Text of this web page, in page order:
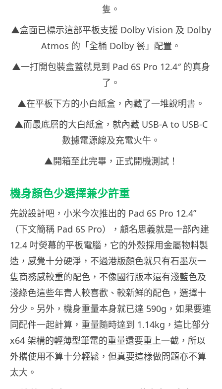
隻。
▲盒面已標示這部平板支援 Dolby Vision 及 Dolby
Atmos 的「全桶 Dolby 餐」配置。
▲一打開包裝盒蓋就見到 Pad 6S Pro 12.4″ 的真身
了。
▲在平板下方的小白紙盒，內藏了一堆說明書。
▲而最底層的大白紙盒，就內藏 USB-A to USB-C
數據電源線及充電火牛。
▲開箱至此完畢，正式開機測試！
機身顏色少選擇兼少許重
先說設計吧，小米今次推出的 Pad 6S Pro 12.4”
（下文簡稱 Pad 6S Pro），顧名思義就是一部內建
12.4 吋熒幕的平板電腦，它的外殼採用金屬物料製
造，感覺十分硬淨，不過港版顏色就只有石墨灰一
隻商務感較重的配色，不像國行版本還有淺藍色及
淺綠色這些年青人較喜歡、較新鮮的配色，選擇十
分少。另外，機身重量本身就已達 590g，如果要連
同配件一起計算，重量隨時達到 1.14kg，這比部分
x64 架構的輕薄型筆電的重量還要重上一截，所以
外攜使用不算十分輕鬆，但真要這樣做問題亦不算
太大。